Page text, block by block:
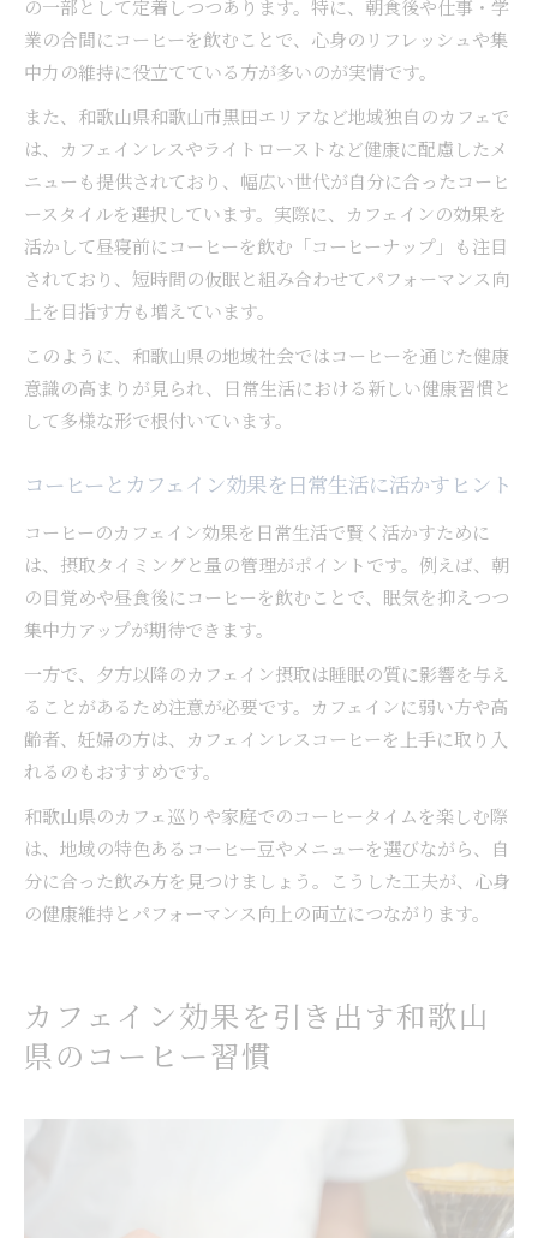
の一部として定着しつつあります。特に、朝食後や仕事・学
業の合間にコーヒーを飲むことで、心身のリフレッシュや集
中力の維持に役立てている方が多いのが実情です。
また、和歌山県和歌山市黒田エリアなど地域独自のカフェで
は、カフェインレスやライトローストなど健康に配慮したメ
ニューも提供されており、幅広い世代が自分に合ったコーヒ
ースタイルを選択しています。実際に、カフェインの効果を
活かして昼寝前にコーヒーを飲む「コーヒーナップ」も注目
されており、短時間の仮眠と組み合わせてパフォーマンス向
上を目指す方も増えています。
このように、和歌山県の地域社会ではコーヒーを通じた健康
意識の高まりが見られ、日常生活における新しい健康習慣と
して多様な形で根付いています。
コーヒーとカフェイン効果を日常生活に活かすヒント
コーヒーのカフェイン効果を日常生活で賢く活かすために
は、摂取タイミングと量の管理がポイントです。例えば、朝
の目覚めや昼食後にコーヒーを飲むことで、眠気を抑えつつ
集中力アップが期待できます。
一方で、夕方以降のカフェイン摂取は睡眠の質に影響を与え
ることがあるため注意が必要です。カフェインに弱い方や高
齢者、妊婦の方は、カフェインレスコーヒーを上手に取り入
れるのもおすすめです。
和歌山県のカフェ巡りや家庭でのコーヒータイムを楽しむ際
は、地域の特色あるコーヒー豆やメニューを選びながら、自
分に合った飲み方を見つけましょう。こうした工夫が、心身
の健康維持とパフォーマンス向上の両立につながります。
カフェイン効果を引き出す和歌山
県のコーヒー習慣